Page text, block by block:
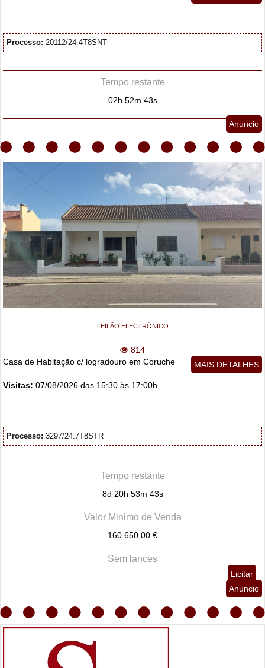
Processo: 20112/24.4T8SNT
Tempo restante
02h 52m 42s
Anuncio
LEILÃO ELECTRÓNICO
814
MAIS DETALHES
Casa de Habitação c/ logradouro em Coruche
Visitas: 07/08/2026 das 15:30 às 17:00h
Processo: 3297/24.7T8STR
Tempo restante
8d 20h 53m 42s
Valor Minimo de Venda
160.650,00 €
Sem lances
Licitar
Anuncio